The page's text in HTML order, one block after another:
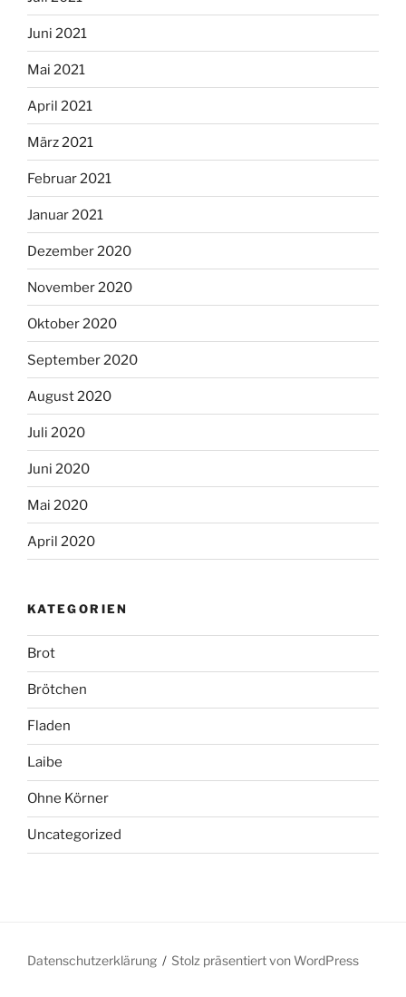
Juni 2021
Mai 2021
April 2021
März 2021
Februar 2021
Januar 2021
Dezember 2020
November 2020
Oktober 2020
September 2020
August 2020
Juli 2020
Juni 2020
Mai 2020
April 2020
KATEGORIEN
Brot
Brötchen
Fladen
Laibe
Ohne Körner
Uncategorized
Datenschutzerklärung Stolz präsentiert von WordPress